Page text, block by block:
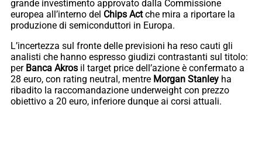
grande investimento approvato dalla Commissione
europea all’interno del Chips Act che mira a riportare la
produzione di semiconduttori in Europa.
L’incertezza sul fronte delle previsioni ha reso cauti gli
analisti che hanno espresso giudizi contrastanti sul titolo:
per Banca Akros il target price dell’azione è confermato a
28 euro, con rating neutral, mentre Morgan Stanley ha
ribadito la raccomandazione underweight con prezzo
obiettivo a 20 euro, inferiore dunque ai corsi attuali.